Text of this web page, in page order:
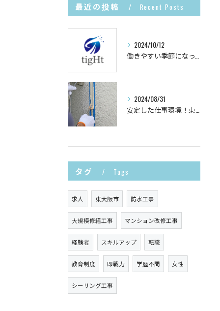
最近の投稿 Recent Posts
2024/10/12
2024/08/31
タグ Tags
求人 東大阪市 防水工事
大規模修繕工事 マンション改修工事
経験者 スキルアップ 転職
教育制度 即戦力 学歴不問 女性
シーリング工事